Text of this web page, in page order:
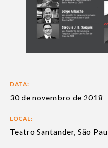
DATA:
30 de novembro de 2018
LOCAL:
Teatro Santander, São